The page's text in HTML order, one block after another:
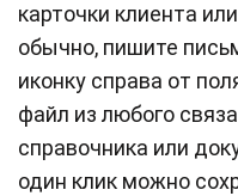
карточки клиента
обычно, пишите
иконку справа от
файл из любого
справочника или
один клик можно